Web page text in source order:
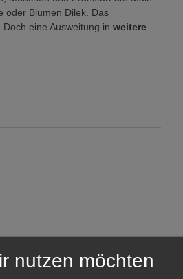
oder Blumen Dilek. Das
eine Ausweitung in weitere
nutzen möchten